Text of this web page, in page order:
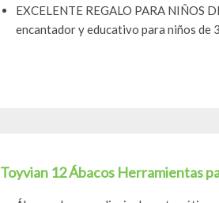
EXCELENTE REGALO PARA NIÑOS
encantador y educativo para niños de
Toyvian 12 Ábacos Herramientas